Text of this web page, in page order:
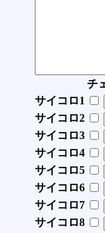
チ
サイコロ1
サイコロ2
サイコロ3
サイコロ4
サイコロ5
サイコロ6
サイコロ7
サイコロ8